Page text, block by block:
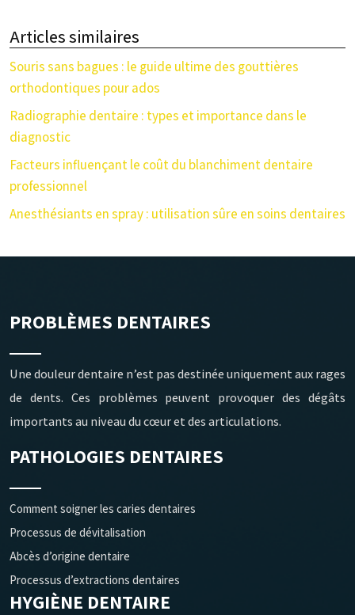
Articles similaires
Souris sans bagues : le guide ultime des gouttières
orthodontiques pour ados
Radiographie dentaire : types et importance dans le
diagnostic
Facteurs influençant le coût du blanchiment dentaire
professionnel
Anesthésiants en spray : utilisation sûre en soins dentaires
PROBLÈMES DENTAIRES
Une douleur dentaire n’est pas destinée uniquement aux rages
de dents. Ces problèmes peuvent provoquer des dégâts
importants au niveau du cœur et des articulations.
PATHOLOGIES DENTAIRES
Comment soigner les caries dentaires
Processus de dévitalisation
Abcès d’origine dentaire
Processus d’extractions dentaires
HYGIÈNE DENTAIRE